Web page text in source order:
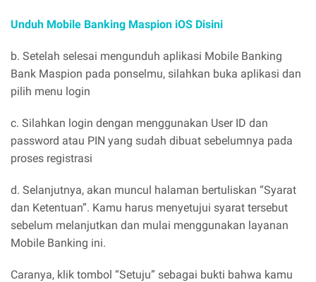
Unduh Mobile Banking Maspion iOS Disini
b. Setelah selesai mengunduh aplikasi Mobile Banking
Bank Maspion pada ponselmu, silahkan buka aplikasi dan
pilih menu login
c. Silahkan login dengan menggunakan User ID dan
password atau PIN yang sudah dibuat sebelumnya pada
proses registrasi
d. Selanjutnya, akan muncul halaman bertuliskan “Syarat
dan Ketentuan”. Kamu harus menyetujui syarat tersebut
sebelum melanjutkan dan mulai menggunakan layanan
Mobile Banking ini.
Caranya, klik tombol “Setuju” sebagai bukti bahwa kamu